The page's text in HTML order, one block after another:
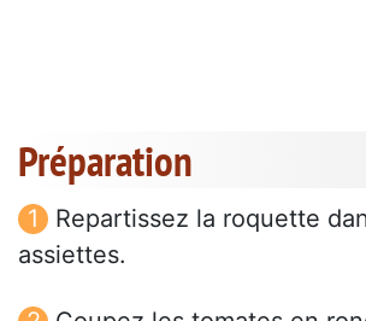
Préparation
Repartissez la roquette
assiettes.